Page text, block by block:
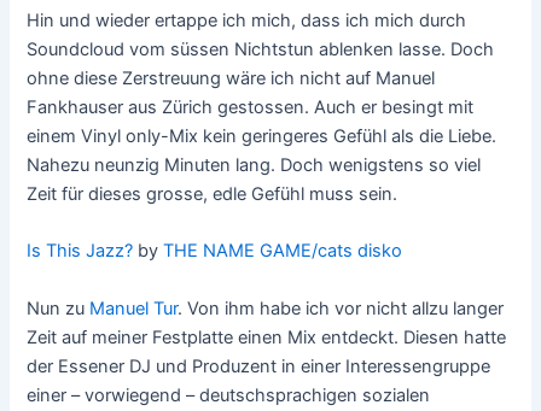
Hin und wieder ertappe ich mich, dass ich mich durch
Soundcloud vom süssen Nichtstun ablenken lasse. Doch
ohne diese Zerstreuung wäre ich nicht auf Manuel
Fankhauser aus Zürich gestossen. Auch er besingt mit
einem Vinyl only-Mix kein geringeres Gefühl als die Liebe.
Nahezu neunzig Minuten lang. Doch wenigstens so viel
Zeit für dieses grosse, edle Gefühl muss sein.
Is This Jazz? byTHE NAME GAME/cats disko
Nun zu Manuel Tur. Von ihm habe ich vor nicht allzu langer
Zeit auf meiner Festplatte einen Mix entdeckt. Diesen hatte
der Essener DJ und Produzent in einer Interessengruppe
einer – vorwiegend – deutschsprachigen sozialen